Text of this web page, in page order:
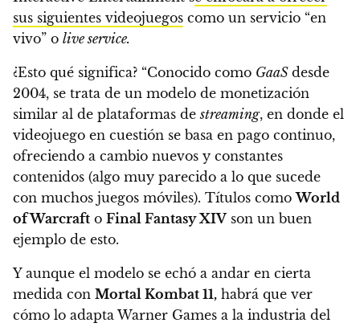
sus siguientes videojuegos como un servicio “en
vivo” o live service.
¿Esto qué significa? “Conocido como GaaS desde
2004, se trata de un modelo de monetización
similar al de plataformas destreaming, en donde el
videojuego en cuestión se basa en pago continuo,
ofreciendo a cambio nuevos y constantes
contenidos (algo muy parecido a lo que sucede
con muchos juegos móviles). Títulos comoWorld
of Warcraft o Final Fantasy XIVson un buen
ejemplo de esto.
Y aunque el modelo se echó a andar en cierta
medida con Mortal Kombat 11, habrá que ver
cómo lo adapta Warner Games a la industria del